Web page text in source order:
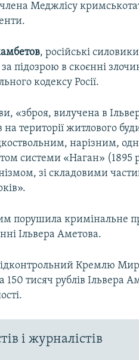
Меджлісу
, російські
підозрою в скоєнні
кодексу Росії.
«зброя, вилучена в
території житлового
нарізним,
системи «Наган» (1895
зі складовими
порушила кримінальне
Ільвера Аметова.
Кремлю
тисяч рублів Ільвера
і журналістів